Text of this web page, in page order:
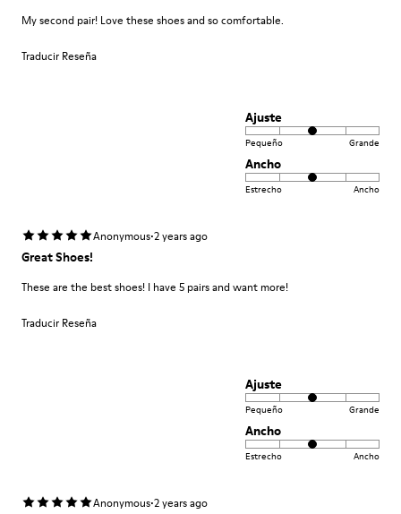
My second pair! Love these shoes and so comfortable.
Traducir Reseña
Ajuste
Pequeño Grande
Ancho
Estrecho Ancho
Anonymous·2 years ago
Great Shoes!
These are the best shoes! I have 5 pairs and want more!
Traducir Reseña
Ajuste
Pequeño Grande
Ancho
Estrecho Ancho
Anonymous·2 years ago